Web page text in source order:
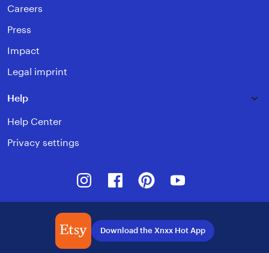
Careers
Press
Impact
Legal imprint
Help
Help Center
Privacy settings
InstagramFacebookPinterest
Download the Xnxx Hot App